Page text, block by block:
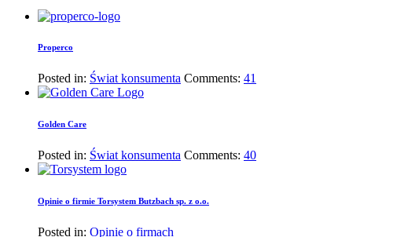
Properco
Posted in: Świat konsumenta Comments: 41
Golden Care
Posted in: Świat konsumenta Comments: 40
Opinie o firmie Torsystem Butzbach sp. z o.o.
Posted in: Opinie o firmach